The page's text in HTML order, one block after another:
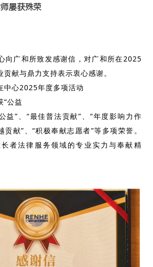
屡获殊荣
向广和所致发感谢信，对广和所在2025
献与鼎力支持表示衷心感谢。
中心2025年度多项活动
“公益
益”、“最佳普法贡献”、“年度影响力作
贡献”、“积极奉献志愿者”等多项荣誉。
者法律服务领域的专业实力与奉献精